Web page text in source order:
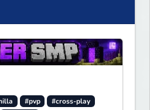
#pvp
#cross-play